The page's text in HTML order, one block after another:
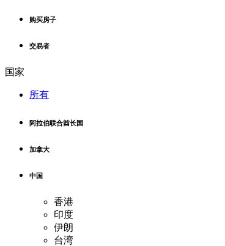
购买房子
交易者
国家
所有
阿拉伯联合酋长国
加拿大
中国
香港
印度
伊朗
台湾